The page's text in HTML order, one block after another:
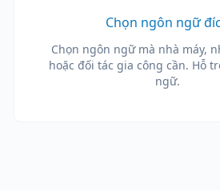
Chọn ngôn ngữ
Chọn ngôn ngữ mà nhà máy,
hoặc đối tác gia công cần. Hỗ
ngữ.